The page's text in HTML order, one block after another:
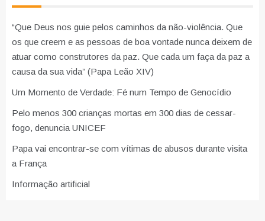
“Que Deus nos guie pelos caminhos da não-violência. Que
os que creem e as pessoas de boa vontade nunca deixem de
atuar como construtores da paz. Que cada um faça da paz a
causa da sua vida” (Papa Leão XIV)
Um Momento de Verdade: Fé num Tempo de Genocídio
Pelo menos 300 crianças mortas em 300 dias de cessar-
fogo, denuncia UNICEF
Papa vai encontrar-se com vítimas de abusos durante visita
a França
Informação artificial